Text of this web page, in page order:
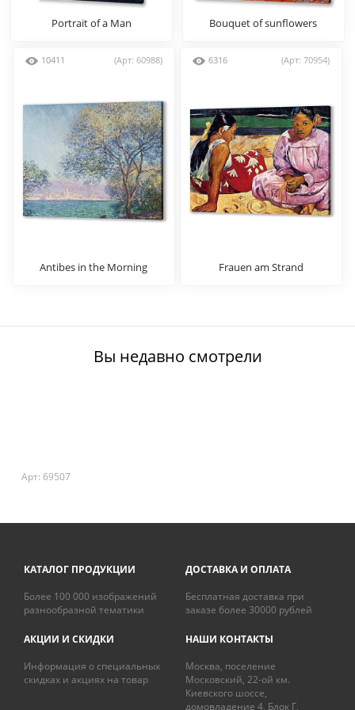
Portrait of a Man Bouquet of sunflowers
10411 (Арт: 60988)
Antibes in the Morning
6316 (Арт: 70954)
Frauen am Strand
Вы недавно смотрели
Арт: 69507
КАТАЛОГ ПРОДУКЦИИ
Более 100 000 изображений
разнообразной тематики
ДОСТАВКА И ОПЛАТА
Бесплатная доставка при
заказе более 30000 рублей
АКЦИИ И СКИДКИ
Информация о специальных
скидках и акциях на товар
НАШИ КОНТАКТЫ
Москва, поселение
Московский, 22-ой км.
Киевского шоссе,
домовладение 4, Блок Г,